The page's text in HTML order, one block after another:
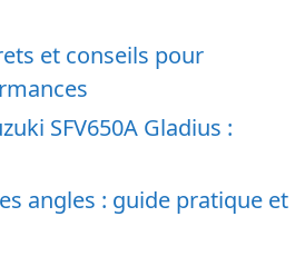
et conseils pour
SFV650A Gladius :
angles : guide pratique et